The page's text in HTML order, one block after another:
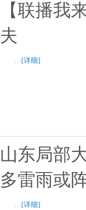
【联播我
夫
… [详细]
山东局部
多雷雨或
… [详细]